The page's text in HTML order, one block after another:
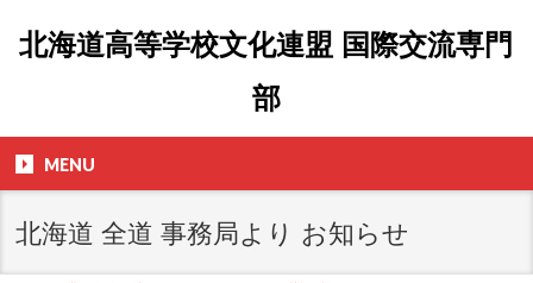
北海道高等学校文化連盟 国際交流専門
部
MENU
北海道 全道 事務局より お知らせ